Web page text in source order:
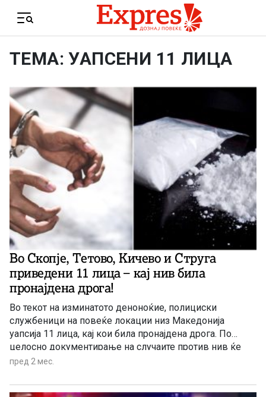
Menu
ТЕМА: УАПСЕНИ 11 ЛИЦА
Во Скопје, Тетово, Кичево и Струга
приведени 11 лица – кај нив била
пронајдена дрога!
Во текот на изминатото деноноќие, полициски
службеници на повеќе локации низ Македонија
уапсија 11 лица, кај кои била пронајдена дрога. По
целосно документирање на случаите против нив ќе
следуваат соодветни поднесоци.
пред 2 мес.